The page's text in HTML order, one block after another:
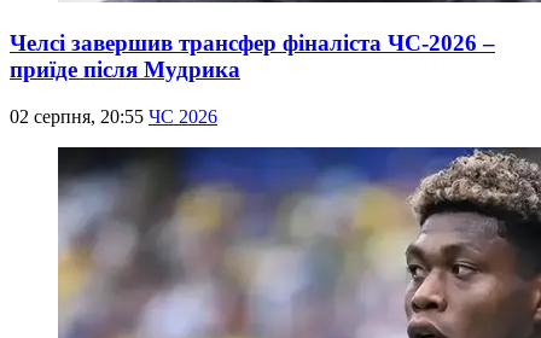
Челсі завершив трансфер фіналіста ЧС-2026 –
приїде після Мудрика
02 серпня, 20:55 ЧС 2026